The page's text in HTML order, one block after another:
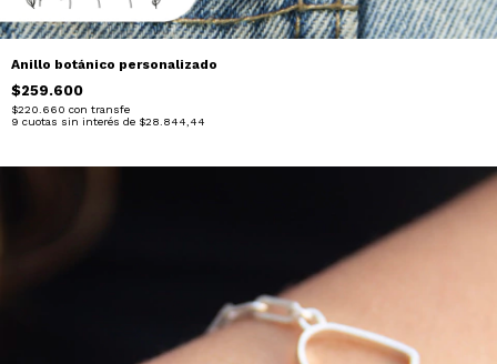
Anillo botánico personalizado
$259.600
$220.660 con transfe
9 cuotas sin interés de $28.844,44